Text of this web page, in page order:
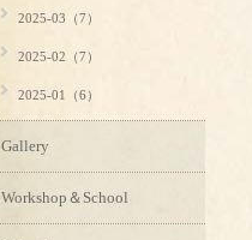
2025-03（7）
2025-02（7）
2025-01（6）
Gallery
Workshop＆School